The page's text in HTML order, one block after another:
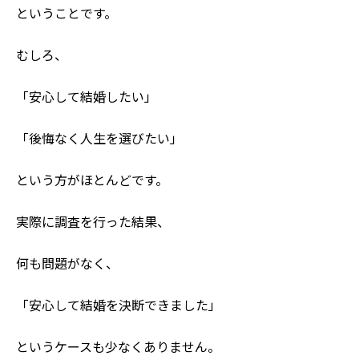
ということです。
むしろ、
「安心して結婚したい」
「後悔なく人生を選びたい」
という方がほとんどです。
実際に調査を行った結果、
何も問題がなく、
「安心して結婚を決断できました」
というケースも少なくありません。